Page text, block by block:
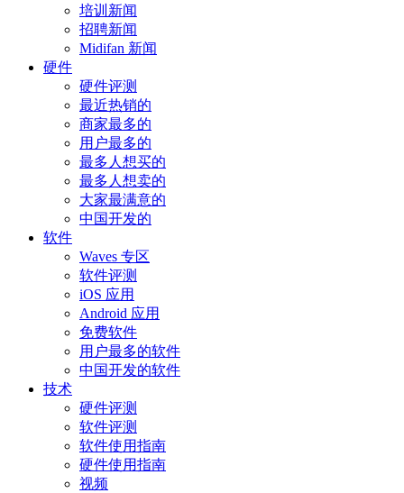
培训新闻
招聘新闻
Midifan 新闻
硬件
硬件评测
最近热销的
商家最多的
用户最多的
最多人想买的
最多人想卖的
大家最满意的
中国开发的
软件
Waves 专区
软件评测
iOS 应用
Android 应用
免费软件
用户最多的软件
中国开发的软件
技术
硬件评测
软件评测
软件使用指南
硬件使用指南
视频